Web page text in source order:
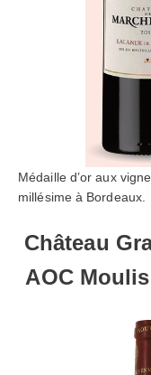
Médaille d’or aux
millésime à Bordeaux.
Château
AOC